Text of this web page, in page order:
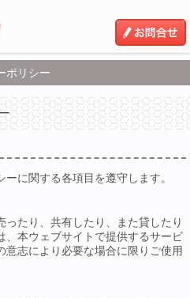
ポリシー
に関する各項目を遵守します。
たり、共有したり、また貸したり
、本ウェブサイトで提供するサービ
意志により必要な場合に限りご使用